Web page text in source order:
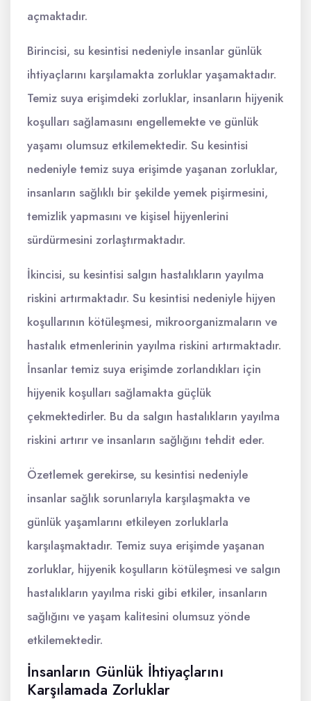
açmaktadır.
Birincisi, su kesintisi nedeniyle insanlar günlük
ihtiyaçlarını karşılamakta zorluklar yaşamaktadır.
Temiz suya erişimdeki zorluklar, insanların hijyenik
koşulları sağlamasını engellemekte ve günlük
yaşamı olumsuz etkilemektedir. Su kesintisi
nedeniyle temiz suya erişimde yaşanan zorluklar,
insanların sağlıklı bir şekilde yemek pişirmesini,
temizlik yapmasını ve kişisel hijyenlerini
sürdürmesini zorlaştırmaktadır.
İkincisi, su kesintisi salgın hastalıkların yayılma
riskini artırmaktadır. Su kesintisi nedeniyle hijyen
koşullarının kötüleşmesi, mikroorganizmaların ve
hastalık etmenlerinin yayılma riskini artırmaktadır.
İnsanlar temiz suya erişimde zorlandıkları için
hijyenik koşulları sağlamakta güçlük
çekmektedirler. Bu da salgın hastalıkların yayılma
riskini artırır ve insanların sağlığını tehdit eder.
Özetlemek gerekirse, su kesintisi nedeniyle
insanlar sağlık sorunlarıyla karşılaşmakta ve
günlük yaşamlarını etkileyen zorluklarla
karşılaşmaktadır. Temiz suya erişimde yaşanan
zorluklar, hijyenik koşulların kötüleşmesi ve salgın
hastalıkların yayılma riski gibi etkiler, insanların
sağlığını ve yaşam kalitesini olumsuz yönde
etkilemektedir.
İnsanların Günlük İhtiyaçlarını
Karşılamada Zorluklar